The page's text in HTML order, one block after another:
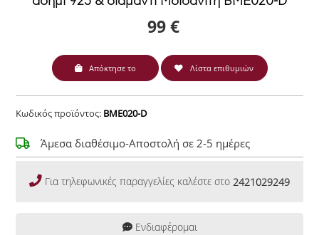
99 €
Απόκτησε το Λίστα επιθυμιών
Κωδικός προϊόντος: BME020-D
Άμεσα διαθέσιμο-Αποστολή σε 2-5 ημέρες
Για τηλεφωνικές παραγγελίες καλέστε στο 2421029249
Ενδιαφέρομαι